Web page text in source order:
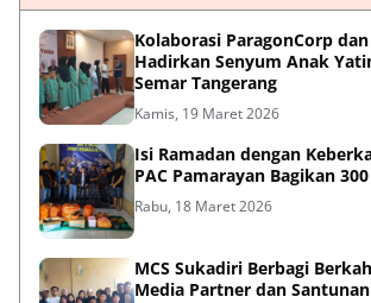
Kolaborasi ParagonCorp dan
Hadirkan Senyum Anak
Semar Tangerang
Kamis, 19 Maret 2026
Isi Ramadan dengan
PAC Pamarayan Bagikan
Rabu, 18 Maret 2026
MCS Sukadiri Berbagi
Media Partner dan